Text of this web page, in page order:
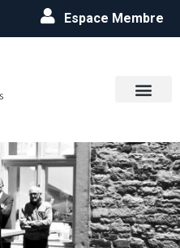
Espace Membre